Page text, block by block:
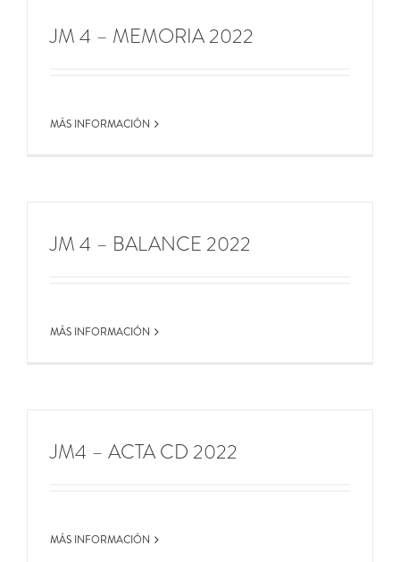
JM 4 – MEMORIA 2022
MÁS INFORMACIÓN
JM 4 – BALANCE 2022
MÁS INFORMACIÓN
JM4 – ACTA CD 2022
MÁS INFORMACIÓN